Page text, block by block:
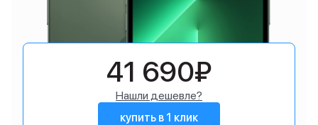
41 690₽
Нашли дешевле?
купить в 1 клик